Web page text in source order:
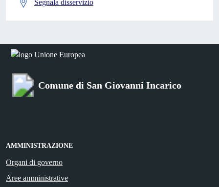
Segnala disservizio
Comune di San Giovanni Incarico
AMMINISTRAZIONE
Organi di governo
Aree amministrative